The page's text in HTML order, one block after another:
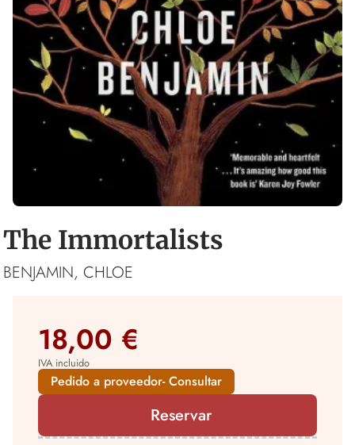
The Immortalists
BENJAMIN, CHLOE
18,00 €
IVA incluido
Pedido a proveedor- Consultar
Reservar